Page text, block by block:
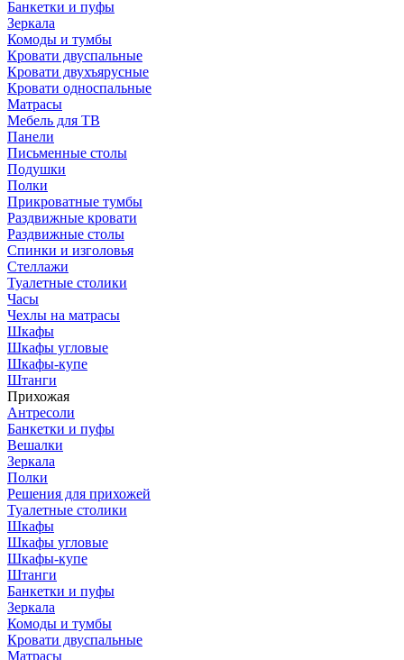
Банкетки и пуфы
Зеркала
Комоды и тумбы
Кровати двуспальные
Кровати двухъярусные
Кровати односпальные
Матрасы
Мебель для ТВ
Панели
Письменные столы
Подушки
Полки
Прикроватные тумбы
Раздвижные кровати
Раздвижные столы
Спинки и изголовья
Стеллажи
Туалетные столики
Часы
Чехлы на матрасы
Шкафы
Шкафы угловые
Шкафы-купе
Штанги
Прихожая
Антресоли
Банкетки и пуфы
Вешалки
Зеркала
Полки
Решения для прихожей
Туалетные столики
Шкафы
Шкафы угловые
Шкафы-купе
Штанги
Банкетки и пуфы
Зеркала
Комоды и тумбы
Кровати двуспальные
Матрасы